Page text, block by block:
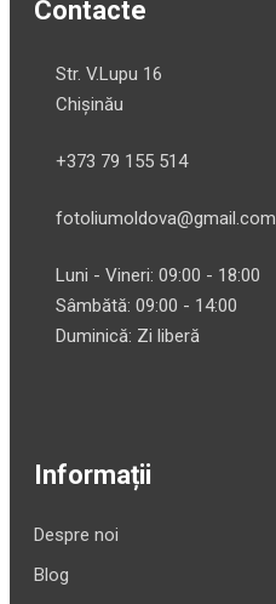
Contacte
Str. V.Lupu 16
Chișinău
+373 79 155 514
fotoliumoldova@gmail.com
Luni - Vineri: 09:00 - 18:00
Sâmbătă: 09:00 - 14:00
Duminică: Zi liberă
Informații
Despre noi
Blog